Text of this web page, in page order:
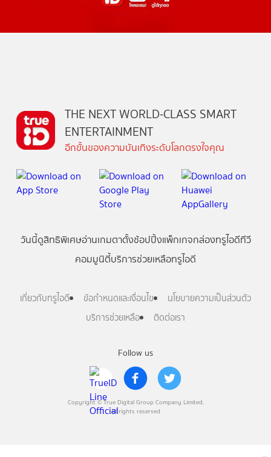
Follow us
Copyright © True Digital Group Company Limited.
All rights reserved
THE NEXT WORLD-CLASS SMART
ENTERTAINMENT
อีกขั้นของความบันเทิงระดับโลกตรงใจคุณ
วันนี้ดูสิทธิพิเศษอ่านเกมตาตั้งช้อปปิ้งแพ็กเกจกล่องทรูไอดีทีวี
คอมมูนิตี้บริการช่วยเหลือทรูไอดี
เกี่ยวกับทรูไอดี ข้อกำหนดและเงื่อนไข
นโยบายความเป็นส่วนตัว
บริการช่วยเหลือ
ติดต่อเรา